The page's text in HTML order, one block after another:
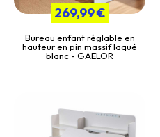
269,99 €
Bureau enfant réglable en
hauteur en pin massif laqué
blanc - GAELOR